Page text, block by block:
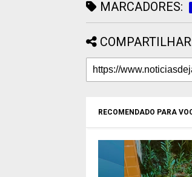
MARCADORES:
RECOMENDADO PARA